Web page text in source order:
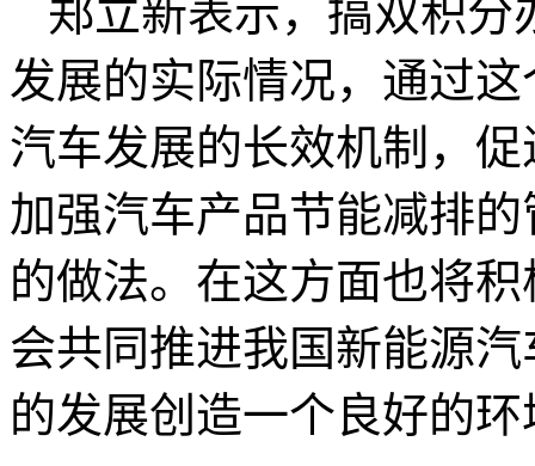
郑立新表示，搞双积分
发展的实际情况，通过
汽车发展的长效机制，
加强汽车产品节能减排
的做法。在这方面也将
会共同推进我国新能源
的发展创造一个良好的环